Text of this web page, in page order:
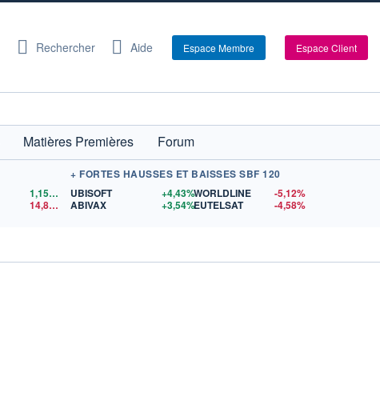
Rechercher Aide Espace Membre Espace Client
Matières Premières
Forum
1,1561
$US
14,86$US
+ FORTES HAUSSES ET BAISSES SBF 120
UBISOFT
+4,43%
ABIVAX
+3,54%
WORLDLINE
-5,12%
EUTELSAT
-4,58%